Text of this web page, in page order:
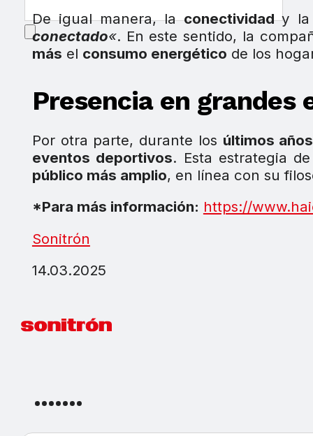
De igual manera, laconectividady
conectado«. En este sentido, la
más el consumo energético de los
Presencia en grandes
Por otra parte, durante los últimos años
eventos deportivos. Esta estrategia
público más amplio, en línea con su
*Para más información: https://
Sonitrón
14.03.2025